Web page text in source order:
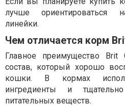
лучше ориентироваться
линейки.
Чем отличается корм
Главное преимущество
состав, который хорошо
кошки. В кормах
ингредиенты и
питательных веществ.